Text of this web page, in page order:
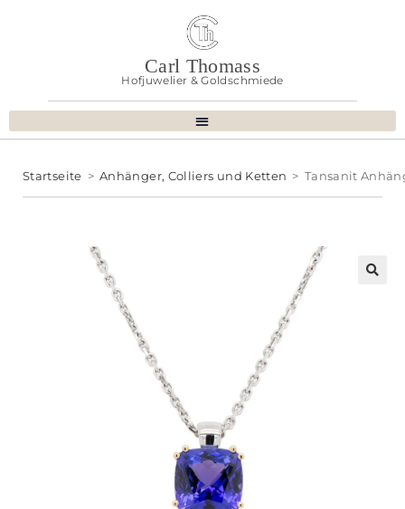
Carl Thomass
Hofjuwelier & Goldschmiede
Startseite > Anhänger, Colliers und Ketten > Tansanit